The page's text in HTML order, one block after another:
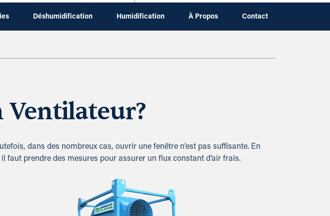
Déshumidification Humidification À Propos Contact
Ventilateur?
dans des nombreux cas, ouvrir une fenêtre n’est pas suffisante. En
faut prendre des mesures pour assurer un flux constant d’air frais.